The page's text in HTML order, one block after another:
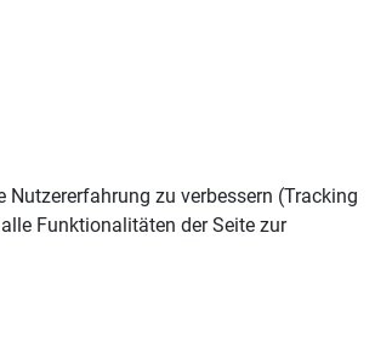
Nutzererfahrung zu verbessern (Tracking
Funktionalitäten der Seite zur